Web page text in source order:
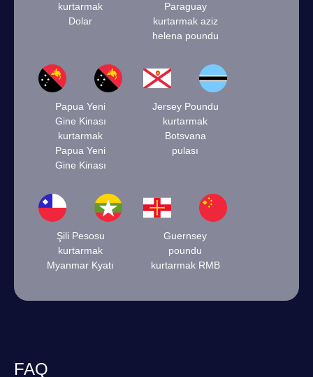
kurtarmak
Dolar
Paraguay
kurtarmak aziz
helena poundu
Papua Yeni
Gine Kinası
kurtarmak
Papua Yeni
Gine Kinası
Jersey Poundu
kurtarmak
Botsvana
pulası
Şili Pesosu
kurtarmak
Myanmar Kyatı
Guernsey
poundu
kurtarmak RMB
FAQ